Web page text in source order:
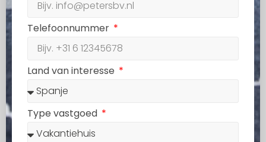
Telefoonnummer
Land van interesse
Type vastgoed